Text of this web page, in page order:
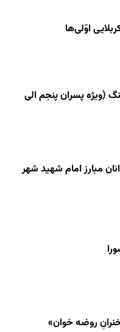
اوّلی‌ها
(ویژه پسران پنجم الی
مبارز امام شهید شهر
روضه خوان»